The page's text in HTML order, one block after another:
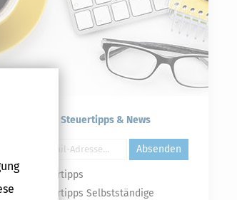
Kostenlose Steuertipps & News
Absenden
Steuertipps
Steuertipps Selbstständige